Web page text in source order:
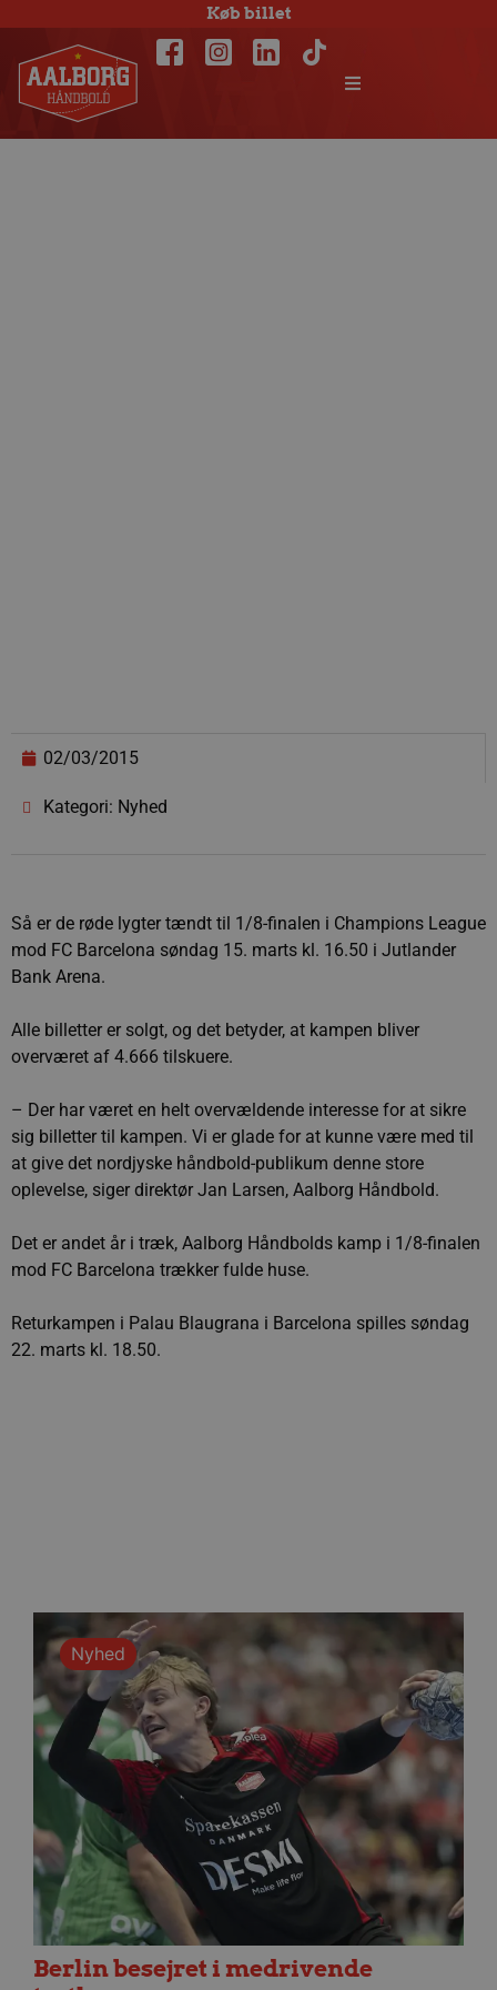
Køb billet
02/03/2015
Kategori: Nyhed
Så er de røde lygter tændt til 1/8-finalen i Champions League
mod FC Barcelona søndag 15. marts kl. 16.50 i Jutlander
Bank Arena.
Alle billetter er solgt, og det betyder, at kampen bliver
overværet af 4.666 tilskuere.
– Der har været en helt overvældende interesse for at sikre
sig billetter til kampen. Vi er glade for at kunne være med til
at give det nordjyske håndbold-publikum denne store
oplevelse, siger direktør Jan Larsen, Aalborg Håndbold.
Det er andet år i træk, Aalborg Håndbolds kamp i 1/8-finalen
mod FC Barcelona trækker fulde huse.
Returkampen i Palau Blaugrana i Barcelona spilles søndag
22. marts kl. 18.50.
Nyhed
Berlin besejret i medrivende